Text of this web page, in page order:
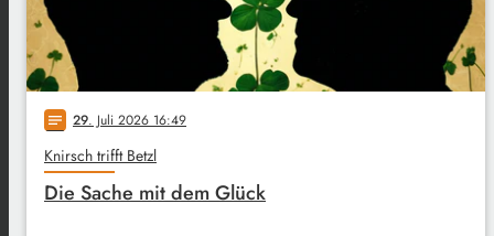
notes 29. Juli 2026 16:49
Knirsch trifft Betzl
Die Sache mit dem Glück